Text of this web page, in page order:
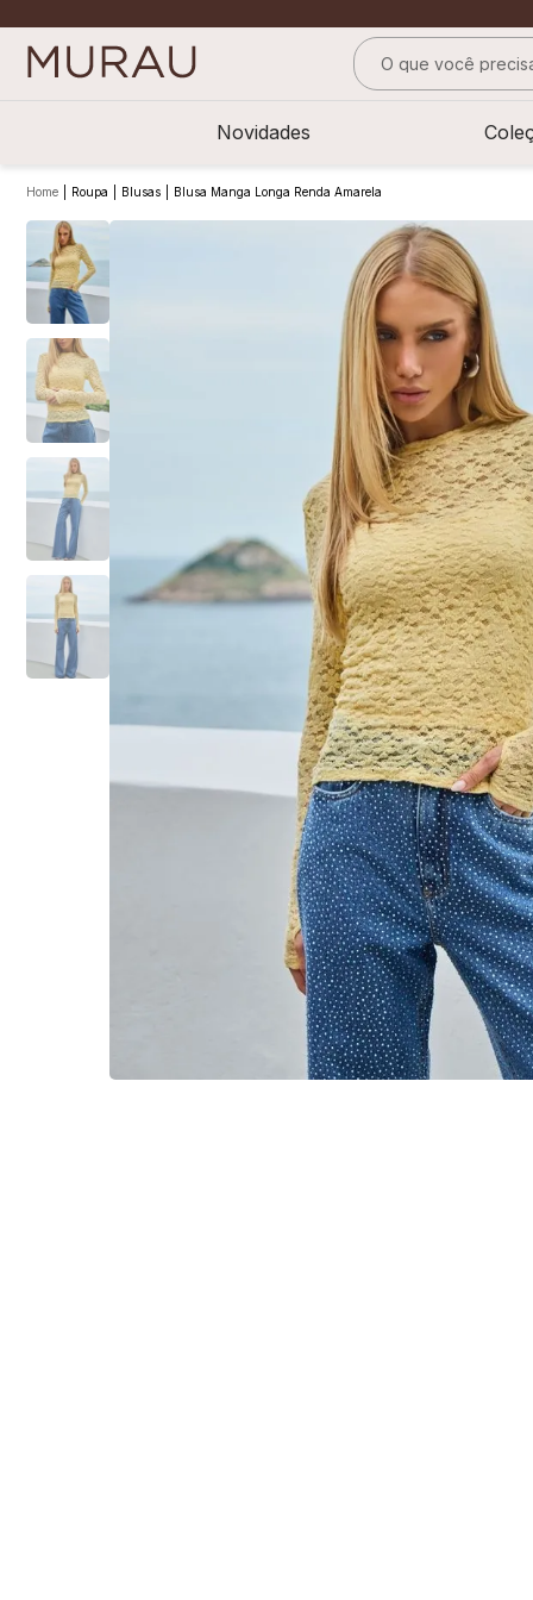
O que você
Novidades
Roupa Blusas Blusa Manga Longa Renda Amarela2
3º
calça
4º
saia
5º
verde
6
top
7º
camisa
8º
short saia
9º
pesponto verde
10º blusa